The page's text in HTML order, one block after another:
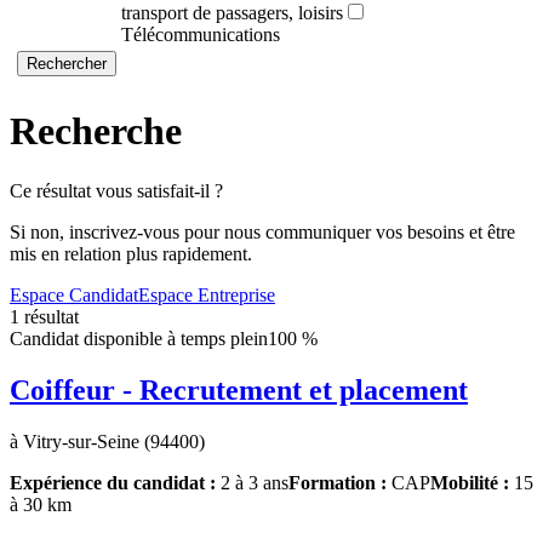
transport de passagers, loisirs
Télécommunications
Recherche
Ce résultat vous satisfait-il ?
Si non, inscrivez-vous pour nous communiquer vos besoins et être
mis en relation plus rapidement.
Espace CandidatEspace Entreprise
1 résultat
Candidat disponible à temps plein100 %
Coiffeur - Recrutement et placement
à Vitry-sur-Seine (94400)
Expérience du candidat : 2 à 3 ansFormation : CAPMobilité : 15
à 30 km